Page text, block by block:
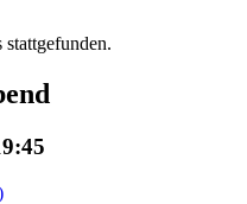
stattgefunden.